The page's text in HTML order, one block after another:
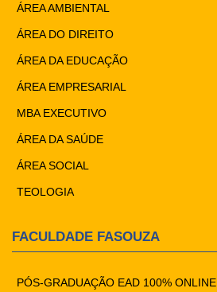
ÁREA AMBIENTAL
ÁREA DO DIREITO
ÁREA DA EDUCAÇÃO
ÁREA EMPRESARIAL
MBA EXECUTIVO
ÁREA DA SAÚDE
ÁREA SOCIAL
TEOLOGIA
FACULDADE FASOUZA
PÓS-GRADUAÇÃO EAD 100% ONLINE